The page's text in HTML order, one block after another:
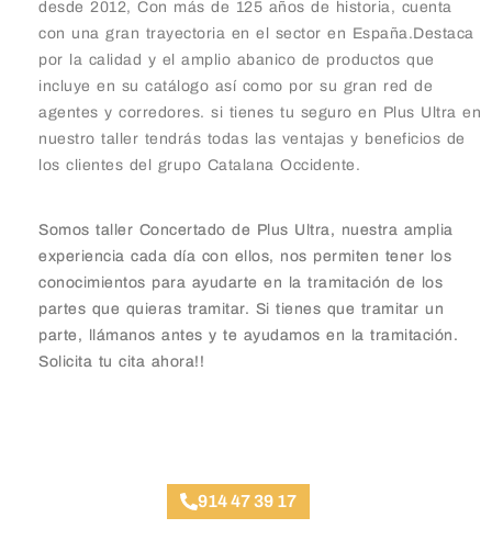
desde 2012, Con más de 125 años de historia, cuenta
con una gran trayectoria en el sector en España.Destaca
por la calidad y el amplio abanico de productos que
incluye en su catálogo así como por su gran red de
agentes y corredores. si tienes tu seguro en Plus Ultra en
nuestro taller tendrás todas las ventajas y beneficios de
los clientes del grupo Catalana Occidente.
Somos taller Concertado de Plus Ultra, nuestra amplia
experiencia cada día con ellos, nos permiten tener los
conocimientos para ayudarte en la tramitación de los
partes que quieras tramitar. Si tienes que tramitar un
parte, llámanos antes y te ayudamos en la tramitación.
Solicita tu cita ahora!!
914 47 39 17